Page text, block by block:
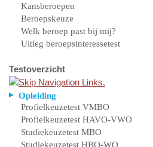
Kansberoepen
Beroepskeuze
Welk beroep past bij mij?
Uitleg beroepsinteressetest
Testoverzicht
Opleiding
Profielkeuzetest VMBO
Profielkeuzetest HAVO-VWO
Studiekeuzetest MBO
Studiekeuzetest HBO-WO